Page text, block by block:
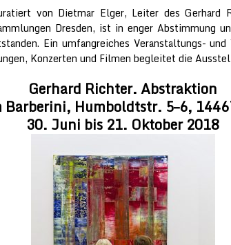
von Dietmar Elger, Leiter des Gerhard
Dresden, ist in enger Abstimmung
Ein umfangreiches Veranstaltungs-
Konzerten und Filmen begleitet die
Gerhard Richter. Abstraktion
Barberini, Humboldtstr. 5–6,
30. Juni bis 21. Oktober 2018